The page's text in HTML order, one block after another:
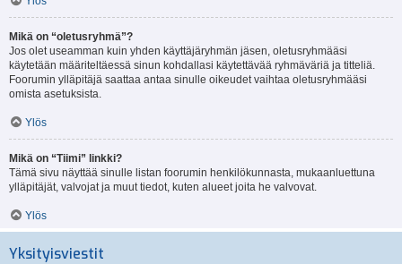
Mikä on “oletusryhmä”?
Jos olet useamman kuin yhden käyttäjäryhmän jäsen, oletusryhmääsi
käytetään määriteltäessä sinun kohdallasi käytettävää ryhmäväriä ja titteliä.
Foorumin ylläpitäjä saattaa antaa sinulle oikeudet vaihtaa oletusryhmääsi
omista asetuksista.
Ylös
Mikä on “Tiimi” linkki?
Tämä sivu näyttää sinulle listan foorumin henkilökunnasta, mukaanluettuna
ylläpitäjät, valvojat ja muut tiedot, kuten alueet joita he valvovat.
Ylös
Yksityisviestit